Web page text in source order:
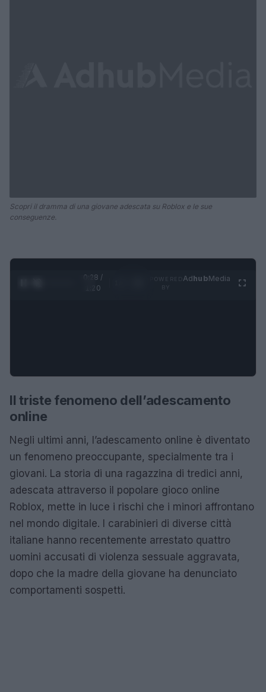
Scopri il dramma di una giovane adescata su Roblox e le sue
conseguenze.
0:28 /
1:20
AdhubMedia
Il triste fenomeno dell’adescamento
online
Negli ultimi anni, l’adescamento online è diventato
un fenomeno preoccupante, specialmente tra i
giovani. La storia di una ragazzina di tredici anni,
adescata attraverso il popolare gioco online
Roblox, mette in luce i rischi che i minori affrontano
nel mondo digitale. I carabinieri di diverse città
italiane hanno recentemente arrestato quattro
uomini accusati di violenza sessuale aggravata,
dopo che la madre della giovane ha denunciato
comportamenti sospetti.